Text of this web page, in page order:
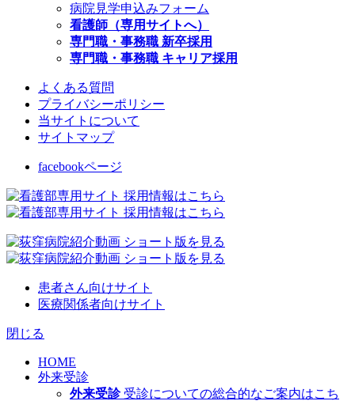
病院見学申込みフォーム
看護師（専用サイトへ）
専門職・事務職 新卒採用
専門職・事務職 キャリア採用
よくある質問
プライバシーポリシー
当サイトについて
サイトマップ
facebookページ
患者さん向けサイト
医療関係者向けサイト
閉じる
HOME
外来受診
外来受診 受診についての総合的なご案内はこち